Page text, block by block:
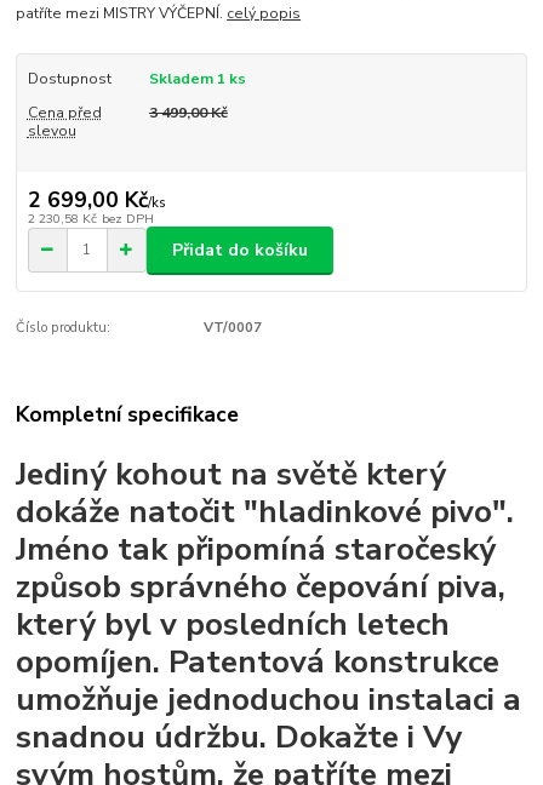
patříte mezi MISTRY VÝČEPNÍ. celý popis
Dostupnost
Skladem 1 ks
Cena před
slevou
3 499,00 Kč
2 699,00 Kč/ks
2 230,58 Kč bez DPH
Přidat do košíku
Číslo produktu: VT/0007
Kompletní specifikace
Jediný kohout na světě který
dokáže natočit "hladinkové pivo".
Jméno tak připomíná staročeský
způsob správného čepování piva,
který byl v posledních letech
opomíjen. Patentová konstrukce
umožňuje jednoduchou instalaci a
snadnou údržbu. Dokažte i Vy
svým hostům, že patříte mezi